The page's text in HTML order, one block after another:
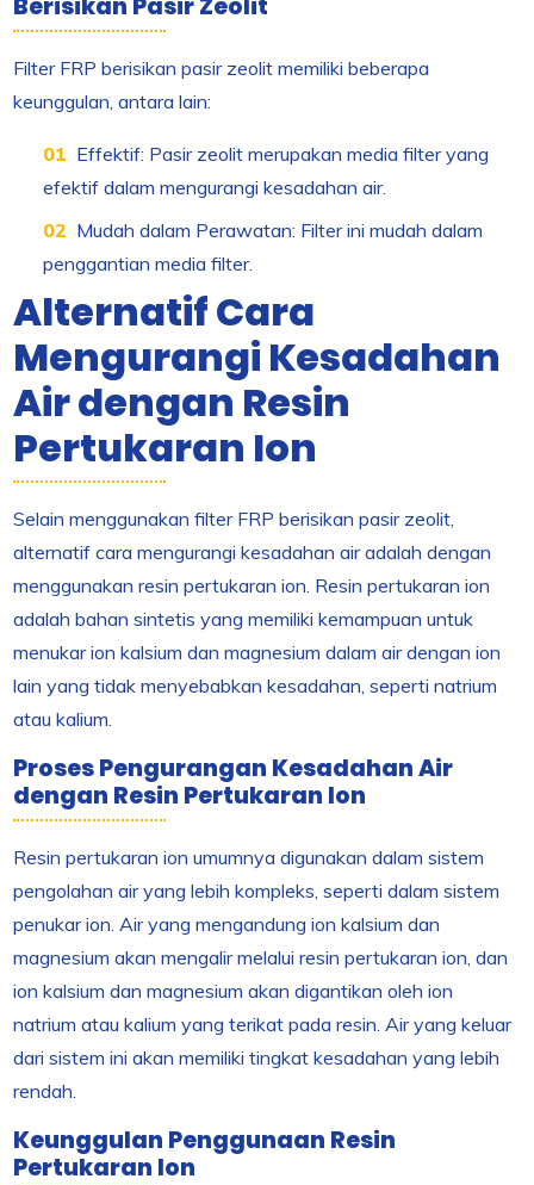
Filter FRP berisikan pasir zeolit memiliki beberapa
keunggulan, antara lain:
Effektif: Pasir zeolit merupakan media filter yang
efektif dalam mengurangi kesadahan air.
Mudah dalam Perawatan: Filter ini mudah dalam
penggantian media filter.
Alternatif Cara
Mengurangi Kesadahan
Air dengan Resin
Pertukaran Ion
Selain menggunakan filter FRP berisikan pasir zeolit,
alternatif cara mengurangi kesadahan air adalah dengan
menggunakan resin pertukaran ion. Resin pertukaran ion
adalah bahan sintetis yang memiliki kemampuan untuk
menukar ion kalsium dan magnesium dalam air dengan ion
lain yang tidak menyebabkan kesadahan, seperti natrium
atau kalium.
Proses Pengurangan Kesadahan Air
dengan Resin Pertukaran Ion
Resin pertukaran ion umumnya digunakan dalam sistem
pengolahan air yang lebih kompleks, seperti dalam sistem
penukar ion. Air yang mengandung ion kalsium dan
magnesium akan mengalir melalui resin pertukaran ion, dan
ion kalsium dan magnesium akan digantikan oleh ion
natrium atau kalium yang terikat pada resin. Air yang keluar
dari sistem ini akan memiliki tingkat kesadahan yang lebih
rendah.
Keunggulan Penggunaan Resin
Pertukaran Ion